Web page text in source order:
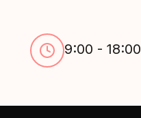
9:00 - 18:00